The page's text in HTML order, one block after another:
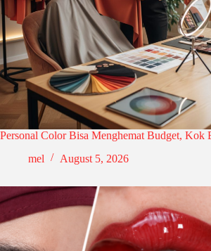
Personal Color Bisa Menghemat Budget, Kok
mel
August 5, 2026